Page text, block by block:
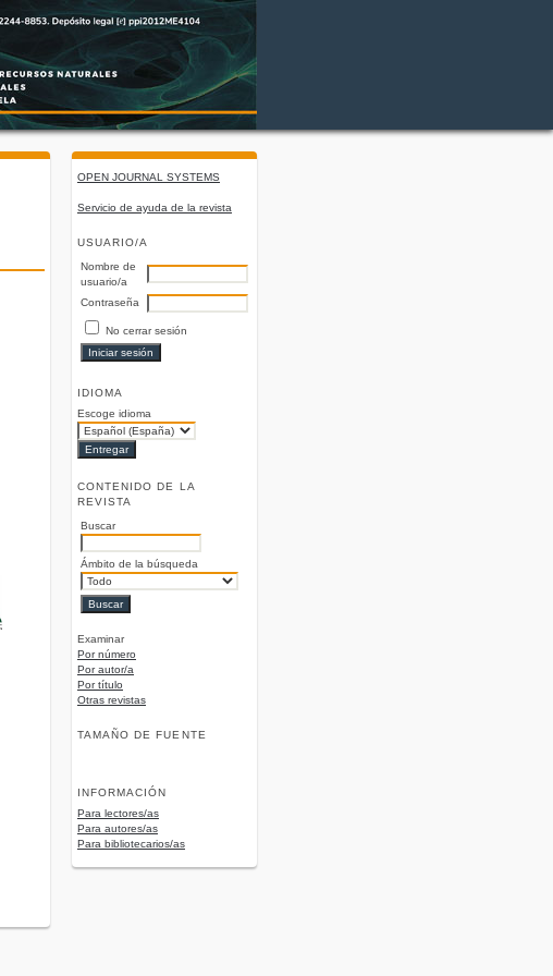
OPEN JOURNAL SYSTEMS
Servicio de ayuda de la revista
USUARIO/A
Nombre de
usuario/a
Contraseña
No cerrar sesión
IDIOMA
Escoge idioma
CONTENIDO DE LA
REVISTA
Buscar
Ámbito de la búsqueda
Examinar
Por número
Por autor/a
Por título
Otras revistas
TAMAÑO DE FUENTE
INFORMACIÓN
Para lectores/as
Para autores/as
Para bibliotecarios/as